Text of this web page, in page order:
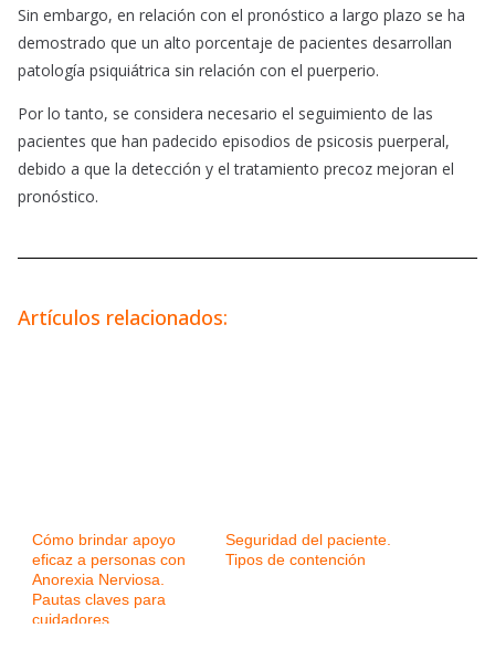
Sin embargo, en relación con el pronóstico a largo plazo se ha
demostrado que un alto porcentaje de pacientes desarrollan
patología psiquiátrica sin relación con el puerperio.
Por lo tanto, se considera necesario el seguimiento de las
pacientes que han padecido episodios de psicosis puerperal,
debido a que la detección y el tratamiento precoz mejoran el
pronóstico.
Artículos relacionados:
Cómo brindar apoyo
eficaz a personas con
Anorexia Nerviosa.
Pautas claves para
cuidadores
Seguridad del paciente.
Tipos de contención